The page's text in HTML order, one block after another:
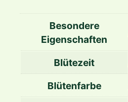
Besondere
Eigenschaften
Blütezeit
Blütenfarbe